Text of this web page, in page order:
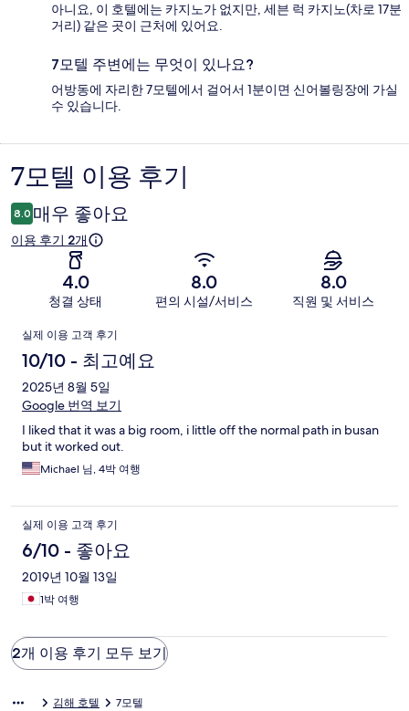
아니요, 이 호텔에는 카지노가 없지만, 세븐 럭 카지노(차로 17분
거리) 같은 곳이 근처에 있어요.
7모텔 주변에는 무엇이 있나요?
어방동에 자리한 7모텔에서 걸어서 1분이면 신어볼링장에 가실
수 있습니다.
이
용
후
7모텔 이용 후기
8.0 매우 좋아요
이용 후기 2개
4.0
청결 상태
8.0
편의 시설/서비스
8.0
직원 및 서비스
이
용
후
기
실제 이용 고객 후기
10/10 - 최고예요
2025년 8월 5일
Google 번역 보기
I liked that it was a big room, i little off the normal path in busan
but it worked out.
Michael 님, 4박 여행
실제 이용 고객 후기
6/10 - 좋아요
2019년 10월 13일
1박 여행
2개 이용 후기 모두 보기
김해 호텔 7모텔